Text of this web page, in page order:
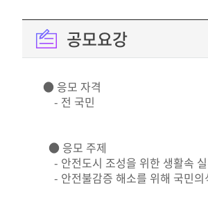
공모요강
● 응모 자격
- 전 국민
● 응모 주제
- 안전도시 조성을 위한 생활속
- 안전불감증 해소를 위해 국민